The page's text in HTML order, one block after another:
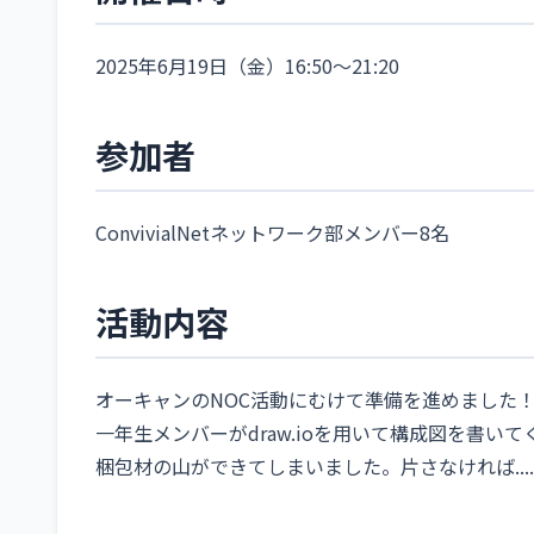
2025年6月19日（金）16:50〜21:20
参加者
ConvivialNetネットワーク部メンバー8名
活動内容
オーキャンのNOC活動にむけて準備を進めました！
一年生メンバーがdraw.ioを用いて構成図を書いて
梱包材の山ができてしまいました。片さなければ